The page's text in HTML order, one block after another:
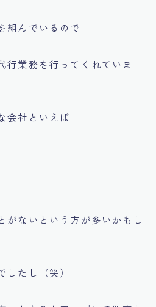
組んでいるので
行業務を行ってくれていま
会社といえば
がないという方が多いかもし
たし（笑）